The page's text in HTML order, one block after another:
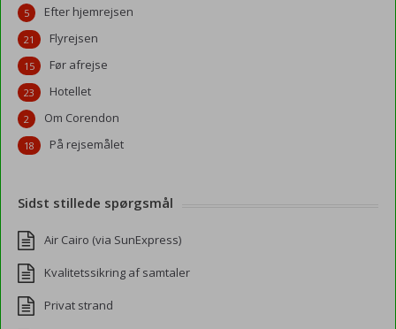
Efter hjemrejsen
5
Flyrejsen
21
Før afrejse
15
Hotellet
23
Om Corendon
2
På rejsemålet
18
Sidst stillede spørgsmål
Air Cairo (via SunExpress)
Kvalitetssikring af samtaler
Privat strand